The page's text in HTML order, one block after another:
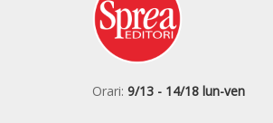
Orari: 9/13 - 14/18 lun-ven